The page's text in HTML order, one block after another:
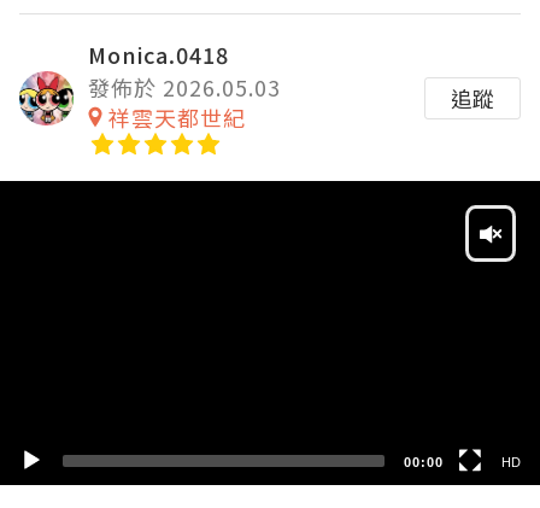
Monica.0418
發佈於 2026.05.03
祥雲天都世紀
追蹤
00:00 HD